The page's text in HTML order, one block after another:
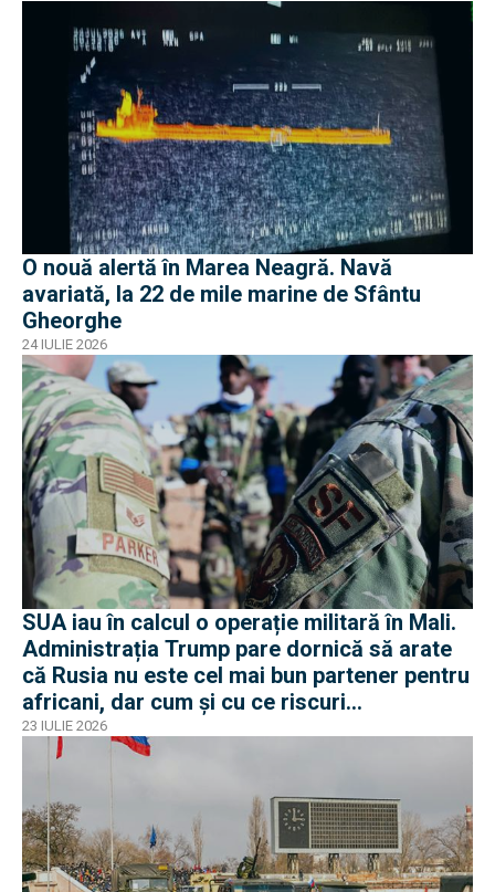
O nouă alertă în Marea Neagră. Navă
avariată, la 22 de mile marine de Sfântu
Gheorghe
24 IULIE 2026
SUA iau în calcul o operație militară în Mali.
Administrația Trump pare dornică să arate
că Rusia nu este cel mai bun partener pentru
africani, dar cum și cu ce riscuri
operaționale?
23 IULIE 2026